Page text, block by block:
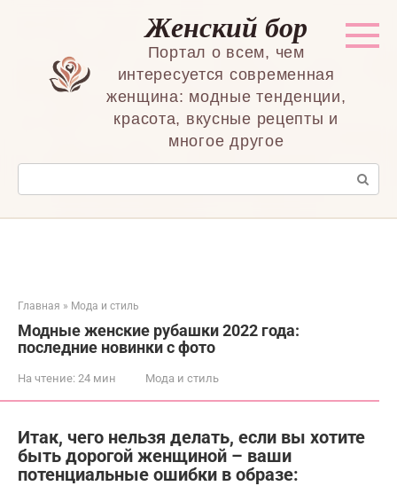
Женский бор
Портал о всем, чем
интересуется современная
женщина: модные тенденции,
красота, вкусные рецепты и
многое другое
Поиск:
Главная » Мода и стиль
Модные женские рубашки 2022 года:
последние новинки с фото
На чтение: 24 мин Мода и стиль
Итак, чего нельзя делать, если вы хотите
быть дорогой женщиной – ваши
потенциальные ошибки в образе: